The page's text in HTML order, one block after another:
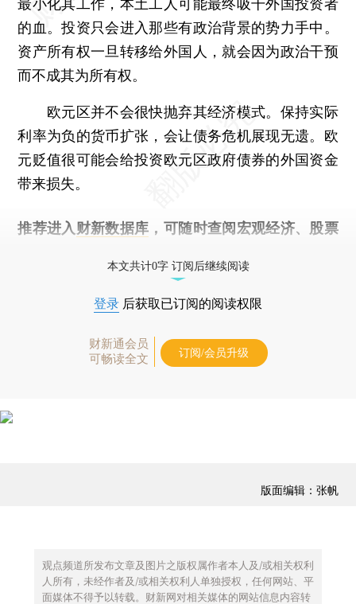
最小化其工作，本土工人可能最终吸干外国投资者
的血。投资只会进入那些有政治背景的势力手中。
资产所有权一旦转移给外国人，就会因为政治干预
而不成其为所有权。
欧元区并不会很快抛弃其经济模式。保持实际
利率为负的货币扩张，会让债务危机展现无遗。欧
元贬值很可能会给投资欧元区政府债券的外国资金
带来损失。
推荐进入 财新数据库 ，可随时查阅宏观经济、股票
本文共计0字 订阅后继续阅读
登录 后获取已订阅的阅读权限
财新通会员
可畅读全文
订阅/会员升级
版面编辑：张帆
观点频道所发布文章及图片之版权属作者本人及/或相关权利
人所有，未经作者及/或相关权利人单独授权，任何网站、平
面媒体不得予以转载。财新网对相关媒体的网站信息内容转